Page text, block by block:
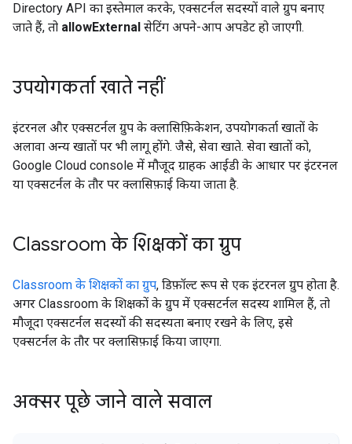
Directory API का इस्तेमाल करके, एक्सटर्नल सदस्यों वाले ग्रुप बनाए
जाते हैं, तो allowExternal सेटिंग अपने-आप अपडेट हो जाएगी.
उपयोगकर्ता खाते नहीं
इंटरनल और एक्सटर्नल ग्रुप के क्लासिफ़िकेशन, उपयोगकर्ता खातों के
अलावा अन्य खातों पर भी लागू होंगे. जैसे, सेवा खाते. सेवा खातों को,
Google Cloud console में मौजूद ग्राहक आईडी के आधार पर इंटरनल
या एक्सटर्नल के तौर पर क्लासिफ़ाई किया जाता है.
Classroom के शिक्षकों का ग्रुप
Classroom के शिक्षकों का ग्रुप, डिफ़ॉल्ट रूप से एक इंटरनल ग्रुप होता है.
अगर Classroom के शिक्षकों के ग्रुप में एक्सटर्नल सदस्य शामिल हैं, तो
मौजूदा एक्सटर्नल सदस्यों की सदस्यता बनाए रखने के लिए, इसे
एक्सटर्नल के तौर पर क्लासिफ़ाई किया जाएगा.
अक्सर पूछे जाने वाले सवाल